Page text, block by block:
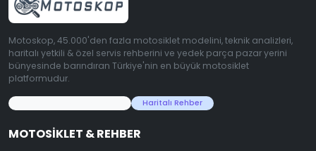
Motoskop, 45.000'den fazla motosiklet modelini, teknik analizleri,
haritalı yetkili & özel servis rehberini ve yedek parça pazar yerini
bünyesinde barındıran Türkiye'nin en büyük motosiklet
platformudur.
Haritalı Rehber
MOTOSIKLET & REHBER